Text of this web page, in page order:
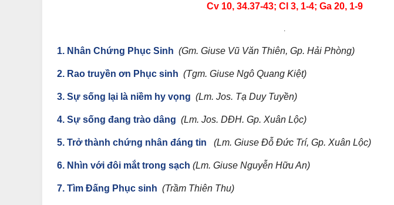
Cv 10, 34.37-43; Cl 3, 1-4; Ga 20, 1-9
.
1. Nhân Chứng Phục Sinh (Gm. Giuse Vũ Văn Thiên, Gp. Hải Phòng)
2. Rao truyền ơn Phục sinh (Tgm. Giuse Ngô Quang Kiệt)
3. Sự sống lại là niềm hy vọng (Lm. Jos. Tạ Duy Tuyền)
4. Sự sống đang trào dâng (Lm. Jos. DĐH. Gp. Xuân Lộc)
5. Trở thành chứng nhân đáng tin (Lm. Giuse Đỗ Đức Trí, Gp. Xuân Lộc)
6. Nhìn với đôi mắt trong sạch (Lm. Giuse Nguyễn Hữu An)
7. Tìm Đấng Phục sinh (Trầm Thiên Thu)